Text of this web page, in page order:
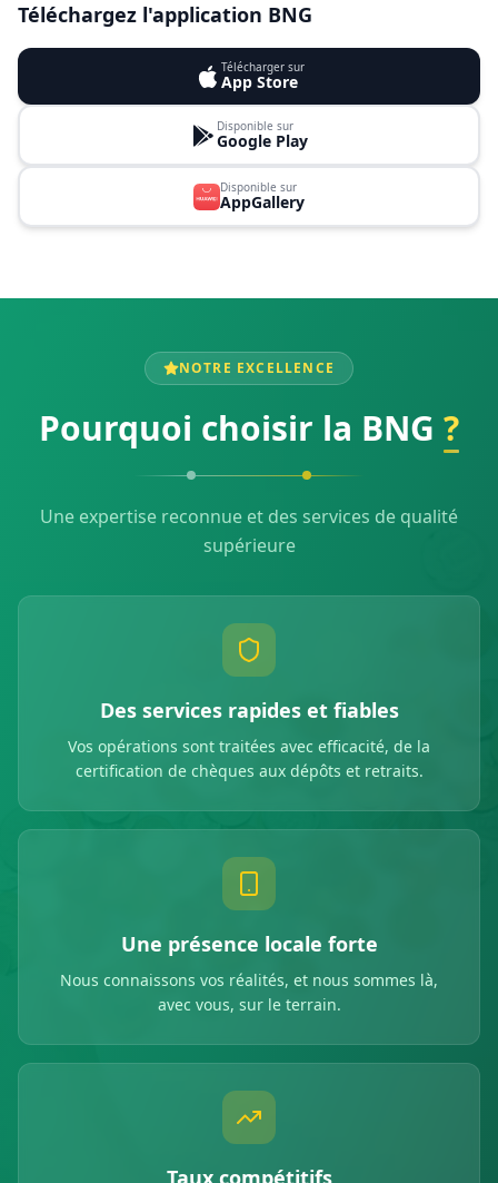
Téléchargez l'application BNG
Télécharger sur
App Store
Disponible sur
Google Play
Disponible sur
AppGallery
NOTRE EXCELLENCE
Pourquoi choisir la BNG ?
Une expertise reconnue et des services de qualité
supérieure
Des services rapides et fiables
Vos opérations sont traitées avec efficacité, de la
certification de chèques aux dépôts et retraits.
Une présence locale forte
Nous connaissons vos réalités, et nous sommes là,
avec vous, sur le terrain.
Taux compétitifs